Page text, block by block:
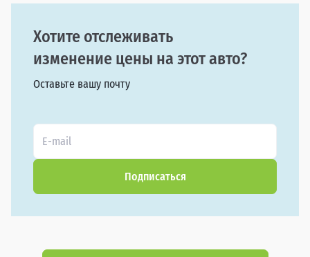
Хотите отслеживать
изменение цены на этот авто?
Оставьте вашу почту
Подписаться